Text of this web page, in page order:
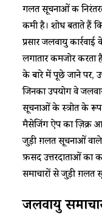
गलत सूचनाओं की
कमी है। शोध बताते हैं
प्रसार जलवायु
लगातार कमजोर करता
के बारे में पूछे जाने पर,
जिनका उपयोग वे
सूचनाओं के स्त्रोत के
मैसेजिंग ऐप का ज़िक्र
जुड़ी ग़लत सूचनाओं वाले
फ़ीसद उत्तरदाताओं का
समाचारों से जुड़ी ग़लत
जलवायु